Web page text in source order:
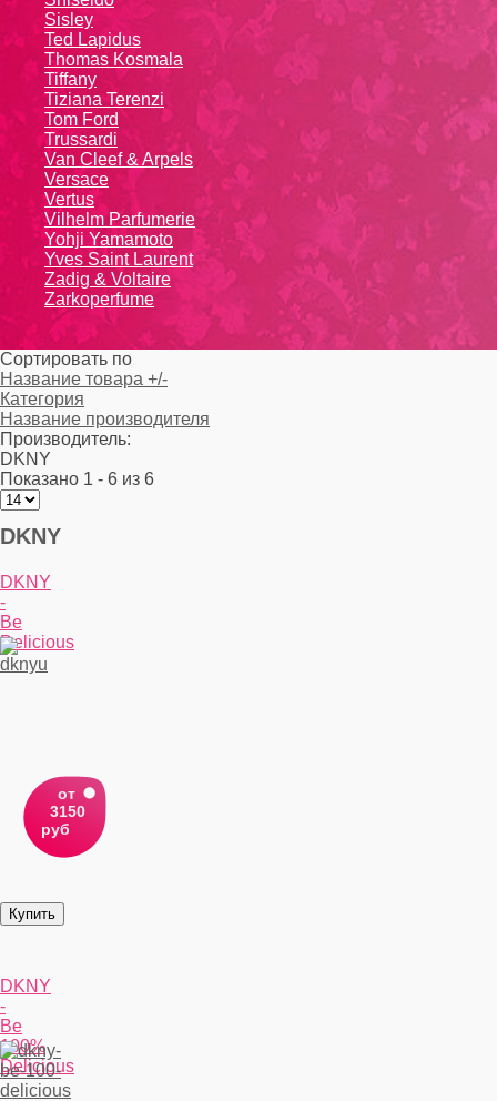
Sisley
Ted Lapidus
Thomas Kosmala
Tiffany
Tiziana Terenzi
Tom Ford
Trussardi
Van Cleef & Arpels
Versace
Vertus
Vilhelm Parfumerie
Yohji Yamamoto
Yvеs Sаint Lаurеnt
Zadig & Voltaire
Zarkoperfume
Сортировать по
Название товара +/-
Категория
Название производителя
Производитель:
DKNY
Показано 1 - 6 из 6
DKNY
DKNY
-
Be
Delicious
от
3150
руб
DKNY
-
Be
100%
Delicious